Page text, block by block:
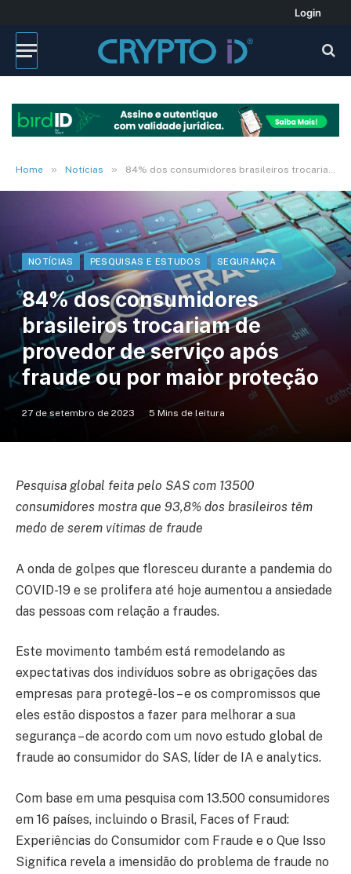
Login
Home » Notícias » 84% dos consumidores brasileiros trocariam de provedor de serviço após fraude ou por maior proteção
NOTÍCIAS PESQUISAS E ESTUDOS SEGURANÇA
84% dos consumidores
brasileiros trocariam de
provedor de serviço após
fraude ou por maior proteção
27 de setembro de 2023 5 Mins de leitura
Pesquisa global feita pelo SAS com 13500
consumidores mostra que 93,8% dos brasileiros têm
medo de serem vítimas de fraude
A onda de golpes que floresceu durante a pandemia do
COVID-19 e se prolifera até hoje aumentou a ansiedade
das pessoas com relação a fraudes.
Este movimento também está remodelando as
expectativas dos indivíduos sobre as obrigações das
empresas para protegê-los – e os compromissos que
eles estão dispostos a fazer para melhorar a sua
segurança – de acordo com um novo estudo global de
fraude ao consumidor do SAS, líder de IA e analytics.
Com base em uma pesquisa com 13.500 consumidores
em 16 países, incluindo o Brasil, Faces of Fraud:
Experiências do Consumidor com Fraude e o Que Isso
Significa revela a imensidão do problema de fraude no